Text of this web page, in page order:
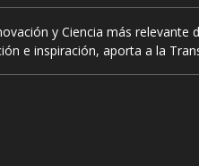
y Ciencia más
e inspiración, aporta a la